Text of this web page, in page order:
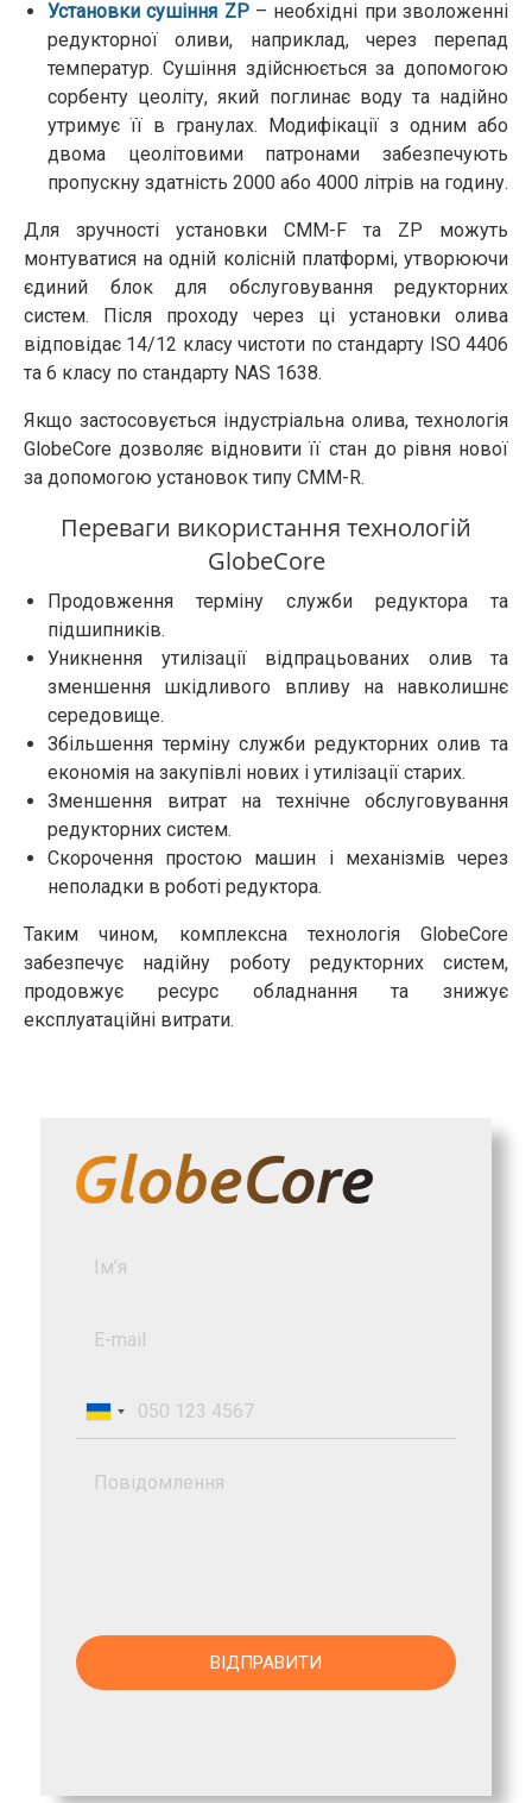
Установки сушіння ZP– необхідні при зволоженні
редукторної оливи, наприклад, через перепад
температур. Сушіння здійснюється за допомогою
сорбенту цеоліту, який поглинає воду та надійно
утримує її в гранулах. Модифікації з одним або
двома цеолітовими патронами забезпечують
пропускну здатність 2000 або 4000 літрів на годину.
Для зручності установки CMM-F та ZP можуть
монтуватися на одній колісній платформі, утворюючи
єдиний блок для обслуговування редукторних
систем. Після проходу через ці установки олива
відповідає 14/12 класу чистоти по стандарту ISO 4406
та 6 класу по стандарту NAS 1638.
Якщо застосовується індустріальна олива, технологія
GlobeCore дозволяє відновити її стан до рівня нової
за допомогою установок типу CMM-R.
Переваги використання технологій
GlobeCore
Продовження терміну служби редуктора та
підшипників.
Уникнення утилізації відпрацьованих олив та
зменшення шкідливого впливу на навколишнє
середовище.
Збільшення терміну служби редукторних олив та
економія на закупівлі нових і утилізації старих.
Зменшення витрат на технічне обслуговування
редукторних систем.
Скорочення простою машин і механізмів через
неполадки в роботі редуктора.
Таким чином, комплексна технологія GlobeCore
забезпечує надійну роботу редукторних систем,
продовжує ресурс обладнання та знижує
експлуатаційні витрати.